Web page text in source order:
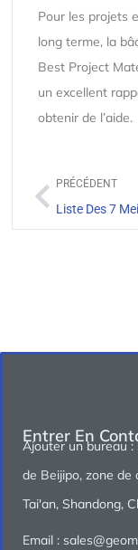
Pour les projets
long terme, la
Best Project
un excellent
obtenir de l’aide.
PRÉCÉDENT
Entrer En
Ajouter un bureau
de Beijipo, zone
Tai'an, Shandong,
Email :